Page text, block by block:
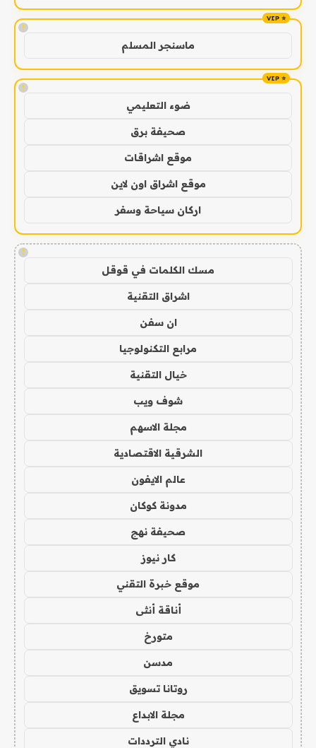
!
ماسنجر المسلم
!
ضوء التعليمي
صحيفة برق
موقع اشراقات
موقع اشراق اون لاين
اركان سياحة وسفر
!
مسك الكلمات في قوقل
اشراق التقنية
ان سفن
مرابع التكنولوجيا
خيال التقنية
شوف ويب
مجلة الاسهم
الشرقية الاقتصادية
عالم الايفون
مدونة كوكان
صحيفة نهج
كار نيوز
موقع خبرة التقني
أناقة أنثى
متورخ
مدسن
روتانا تسويق
مجلة الابداع
نادي الترددات